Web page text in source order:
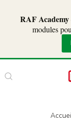
RAF Academy
modules